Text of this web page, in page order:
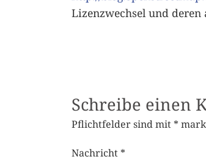
Lizenzwechsel und deren
Schreibe einen
Pflichtfelder sind mit *
Nachricht *